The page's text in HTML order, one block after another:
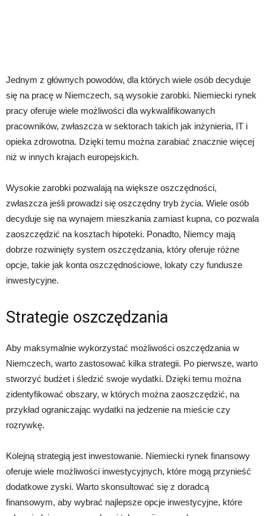
Jednym z głównych powodów, dla których wiele osób decyduje
się na pracę w Niemczech, są wysokie zarobki. Niemiecki rynek
pracy oferuje wiele możliwości dla wykwalifikowanych
pracowników, zwłaszcza w sektorach takich jak inżynieria, IT i
opieka zdrowotna. Dzięki temu można zarabiać znacznie więcej
niż w innych krajach europejskich.
Wysokie zarobki pozwalają na większe oszczędności,
zwłaszcza jeśli prowadzi się oszczędny tryb życia. Wiele osób
decyduje się na wynajem mieszkania zamiast kupna, co pozwala
zaoszczędzić na kosztach hipoteki. Ponadto, Niemcy mają
dobrze rozwinięty system oszczędzania, który oferuje różne
opcje, takie jak konta oszczędnościowe, lokaty czy fundusze
inwestycyjne.
Strategie oszczędzania
Aby maksymalnie wykorzystać możliwości oszczędzania w
Niemczech, warto zastosować kilka strategii. Po pierwsze, warto
stworzyć budżet i śledzić swoje wydatki. Dzięki temu można
zidentyfikować obszary, w których można zaoszczędzić, na
przykład ograniczając wydatki na jedzenie na mieście czy
rozrywkę.
Kolejną strategią jest inwestowanie. Niemiecki rynek finansowy
oferuje wiele możliwości inwestycyjnych, które mogą przynieść
dodatkowe zyski. Warto skonsultować się z doradcą
finansowym, aby wybrać najlepsze opcje inwestycyjne, które